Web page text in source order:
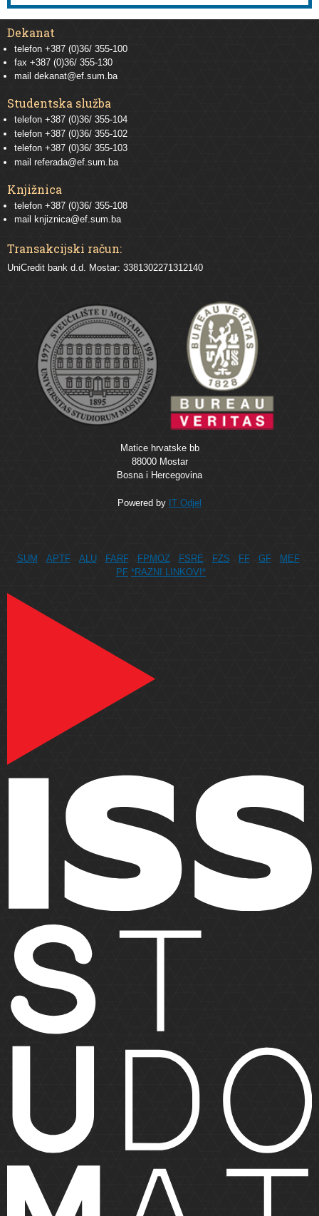
Dekanat
telefon +387 (0)36/ 355-100
fax +387 (0)36/ 355-130
mail dekanat@ef.sum.ba
Studentska služba
telefon +387 (0)36/ 355-104
telefon +387 (0)36/ 355-102
telefon +387 (0)36/ 355-103
mail referada@ef.sum.ba
Knjižnica
telefon +387 (0)36/ 355-108
mail knjiznica@ef.sum.ba
Transakcijski račun:
UniCredit bank d.d. Mostar: 3381302271312140
Matice hrvatske bb
88000 Mostar
Bosna i Hercegovina
Powered by IT Odjel
SUM APTF ALU FARF FPMOZ FSRE FZS FF GF
MEF
PF *RAZNI LINKOVI*